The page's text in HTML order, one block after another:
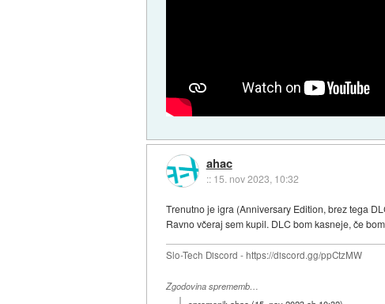
ahac
:: 15. nov 2023, 10:32
Trenutno je igra (Anniversary Edition, brez tega
Ravno včeraj sem kupil. DLC bom kasneje, če
Slo-Tech Discord - https://discord.gg/ppCtzMW
Zgodovina sprememb…